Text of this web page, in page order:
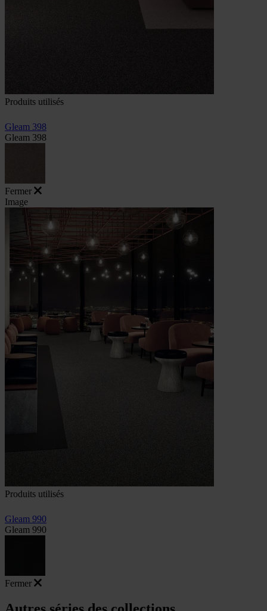
Produits utilisés
Gleam 398
Gleam 398
Fermer
Image
Produits utilisés
Gleam 990
Gleam 990
Fermer